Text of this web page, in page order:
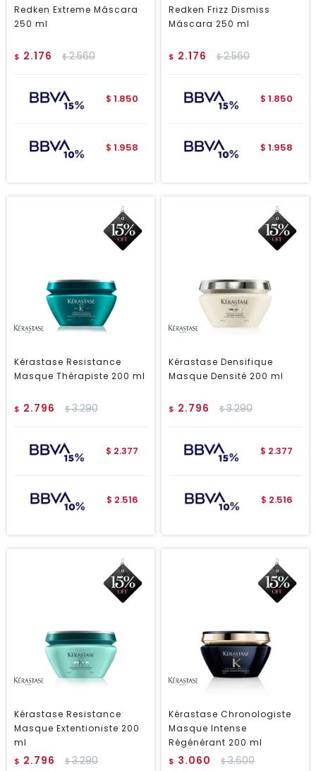
Redken Extreme Máscara
250 ml
$ 2.176 $2.560
$ 1.850
$ 1.958
Redken Frizz Dismiss
Máscara 250 ml
$ 2.176 $2.560
$ 1.850
$ 1.958
Kérastase Resistance
Masque Thérapiste 200 ml
$ 2.796 $3.290
$ 2.377
$ 2.516
Kérastase Densifique
Masque Densité 200 ml
$ 2.796 $3.290
$ 2.377
$ 2.516
Kérastase Resistance
Masque Extentioniste 200
ml
$ 2.796 $3.290
Kérastase Chronologiste
Masque Intense
Régénérant 200 ml
$ 3.060 $3.600